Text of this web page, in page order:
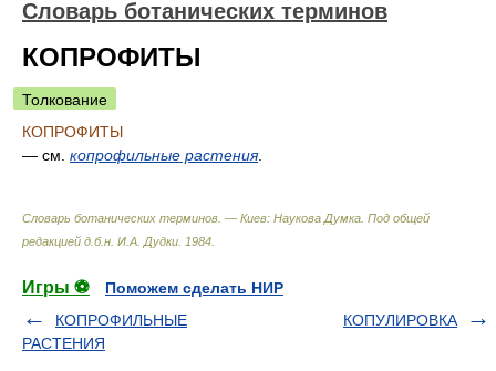
Словарь ботанических терминов
КОПРОФИТЫ
Толкование
КОПРОФИТЫ
— см. копрофильные растения.
Словарь ботанических терминов. — Киев: Наукова Думка Под общей
редакцией д.б.н. И.А. Дудки 1984
Игры ⚽
Поможем сделать НИР
КОПРОФИЛЬНЫЕ
РАСТЕНИЯ
КОПУЛИРОВКА